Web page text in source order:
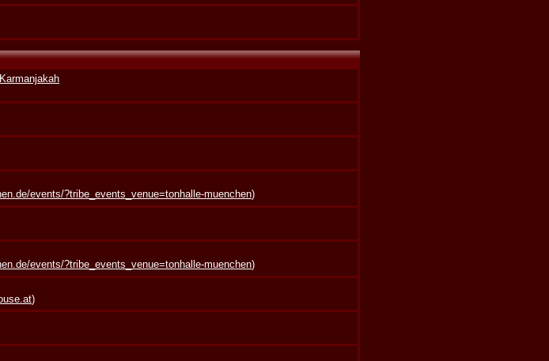
events/?tribe_events_venue=tonhalle-muenchen)
events/?tribe_events_venue=tonhalle-muenchen)
)